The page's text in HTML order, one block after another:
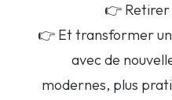
👉 Retirer
👉 Et transformer
avec de
modernes, plus